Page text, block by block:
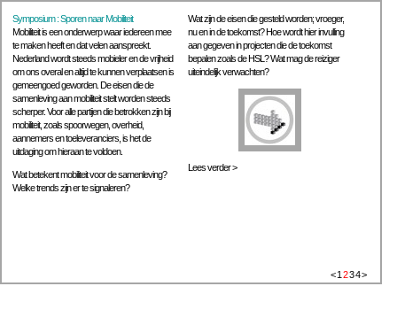
Symposium : Sporen naar Mobiliteit
Mobiliteit is een onderwerp waar iedereen mee
te maken heeft en dat velen aanspreekt.
Nederland wordt steeds mobieler en de vrijheid
om ons overal en altijd te kunnen verplaatsen is
gemeengoed geworden. De eisen die de
samenleving aan mobiliteit stelt worden steeds
scherper. Voor alle partijen die betrokken zijn bij
mobiliteit, zoals spoorwegen, overheid,
aannemers en toeleveranciers, is het de
uitdaging om hieraan te voldoen.
Wat betekent mobiliteit voor de samenleving?
Welke trends zijn er te signaleren?
Wat zijn de eisen die gesteld worden; vroeger,
nu en in de toekomst? Hoe wordt hier invulling
aan gegeven in projecten die de toekomst
bepalen zoals de HSL? Wat mag de reiziger
uiteindelijk verwachten?
Lees verder >
< 1 234>